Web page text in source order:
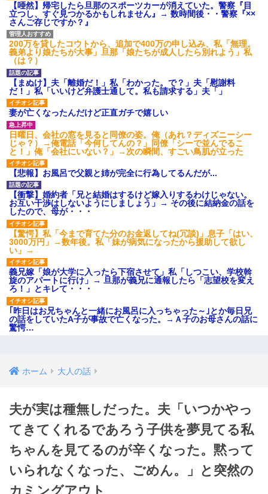
【唖然】帰宅したら旦那のスポーツカーが消えていた。警察『目
立つし、すぐ見つかるかもしれません』→ 数時間後・・警察『××
さんご存じですか？』
200万を貸したコウトから、追加で400万の申し込み、私「無理。
義弟より娘たちが大事」旦那「娘たちが成人したら別れよう」私
（は？）
【まぬけ】夫「離婚だ！」私「わかった。で？」夫「慰謝料
だ！」私「いいけど弁護士通して。私も請求する」夫「」
妻が亡くなったんだけど正直ガチで嬉しい
日曜日、会社の窓を見ると同僚の姿。俺（あれ？ディズニーシー
じゃ？）→俺電話「今何してんの？」同僚「シーで並んでるこ
と！」俺「会社にいない？」→次の瞬間、すごい鳥肌が立った
【悲報】お風呂で父親と姉が完全に行為してるんだが...
【衝撃】婚約者「兄と結婚はするけど嫁入りするわけじゃない。
お互い干渉はしないようにしましょう」→ その後に結納金の話を
したので、母が・・・
【驚愕】私「今まで育てた分のお金返してね(冗談)」息子「はい、
3000万円」→数年後。私「妹が病気になったから援助して欲し
い」→
義兄嫁「娘が大学に入ったら下宿させて」私「しつこい、学校斡
旋のアパートに行け」→ 旦那が義兄に通報したら「志望校を変え
ろ！」とキレて・・・
｢昨日はお兄ちゃんと一緒にお風呂に入っちゃった～｣とか毎日兄
の話をしていたA子が事故で亡くなった。→Ａ子のお母さんの話に
驚愕…
ホーム 大人の話
夫が実は種無しだった。夫「いつかやっ
てきてくれるであろう子供を夢見てる私
ちゃんを見てるのが辛くなった。黙って
いられなくなった、ごめん。」と突然の
カミングアウト